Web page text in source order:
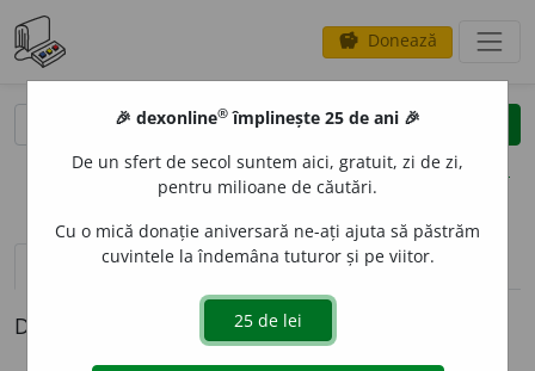
savings Donează
clear
opțiuni
definiții (1) pronunțievolume_up (43)
Definiția cu ID-ul 410536:
🎉 dexonline® împlinește 25 de ani 🎉
De un sfert de secol suntem aici, gratuit, zi de zi,
pentru milioane de căutări.
Cu o mică donație aniversară ne-ați ajuta să păstrăm
cuvintele la îndemâna tuturor și pe viitor.